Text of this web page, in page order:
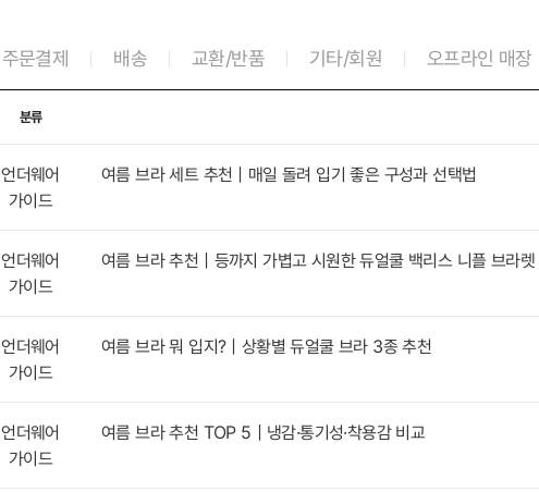
주문결제 배송 교환/반품 기타/회원 오프라인 매장
분류
언더웨어
가이드
여름 브라 세트 추천｜매일 돌려 입기 좋은 구성과 선택법
언더웨어
가이드
여름 브라 추천｜등까지 가볍고 시원한 듀얼쿨 백리스 니플 브라렛
언더웨어
가이드
여름 브라 뭐 입지?｜상황별 듀얼쿨 브라 3종 추천
언더웨어
가이드
여름 브라 추천 TOP 5｜냉감·통기성·착용감 비교